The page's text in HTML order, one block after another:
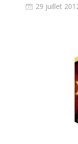
29 juillet